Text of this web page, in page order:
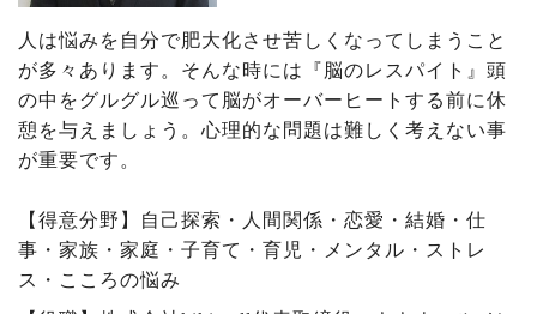
人は悩みを自分で肥大化させ苦しくなってしまうこと
が多々あります。そんな時には『脳のレスパイト』頭
の中をグルグル巡って脳がオーバーヒートする前に休
憩を与えましょう。心理的な問題は難しく考えない事
が重要です。
【得意分野】自己探索・人間関係・恋愛・結婚・仕
事・家族・家庭・子育て・育児・メンタル・ストレ
ス・こころの悩み